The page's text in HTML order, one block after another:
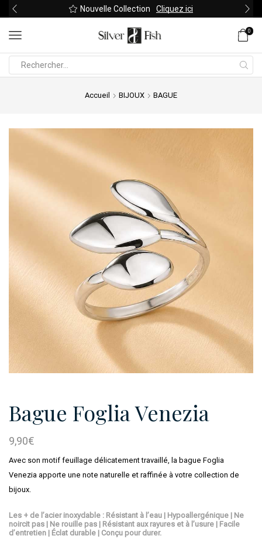
Nouvelle Collection Cliquez ici
0
Accueil BIJOUX BAGUE
Bague Foglia Venezia
9,90€
Avec son motif feuillage délicatement travaillé, la bague Foglia
Venezia apporte une note naturelle et raffinée à votre collection de
bijoux.
Les + de l’acier inoxydable : Résistant à l’eau | Hypoallergénique | Ne
noircit pas | Ne rouille pas | Résistant aux rayures et à l’usure | Facile
d’entretien | Éclat durable | Conçu pour durer.